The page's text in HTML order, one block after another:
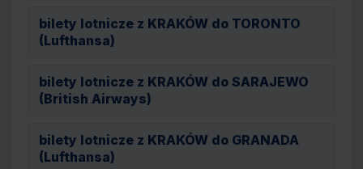
bilety lotnicze z KRAKÓW do TORONTO
(Lufthansa)
bilety lotnicze z KRAKÓW do SARAJEWO
(British Airways)
bilety lotnicze z KRAKÓW do GRANADA
(Lufthansa)